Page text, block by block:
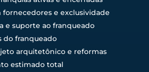
fornecedores e exclusividade
e suporte ao franqueado
do franqueado
arquitetônico e reformas
estimado total